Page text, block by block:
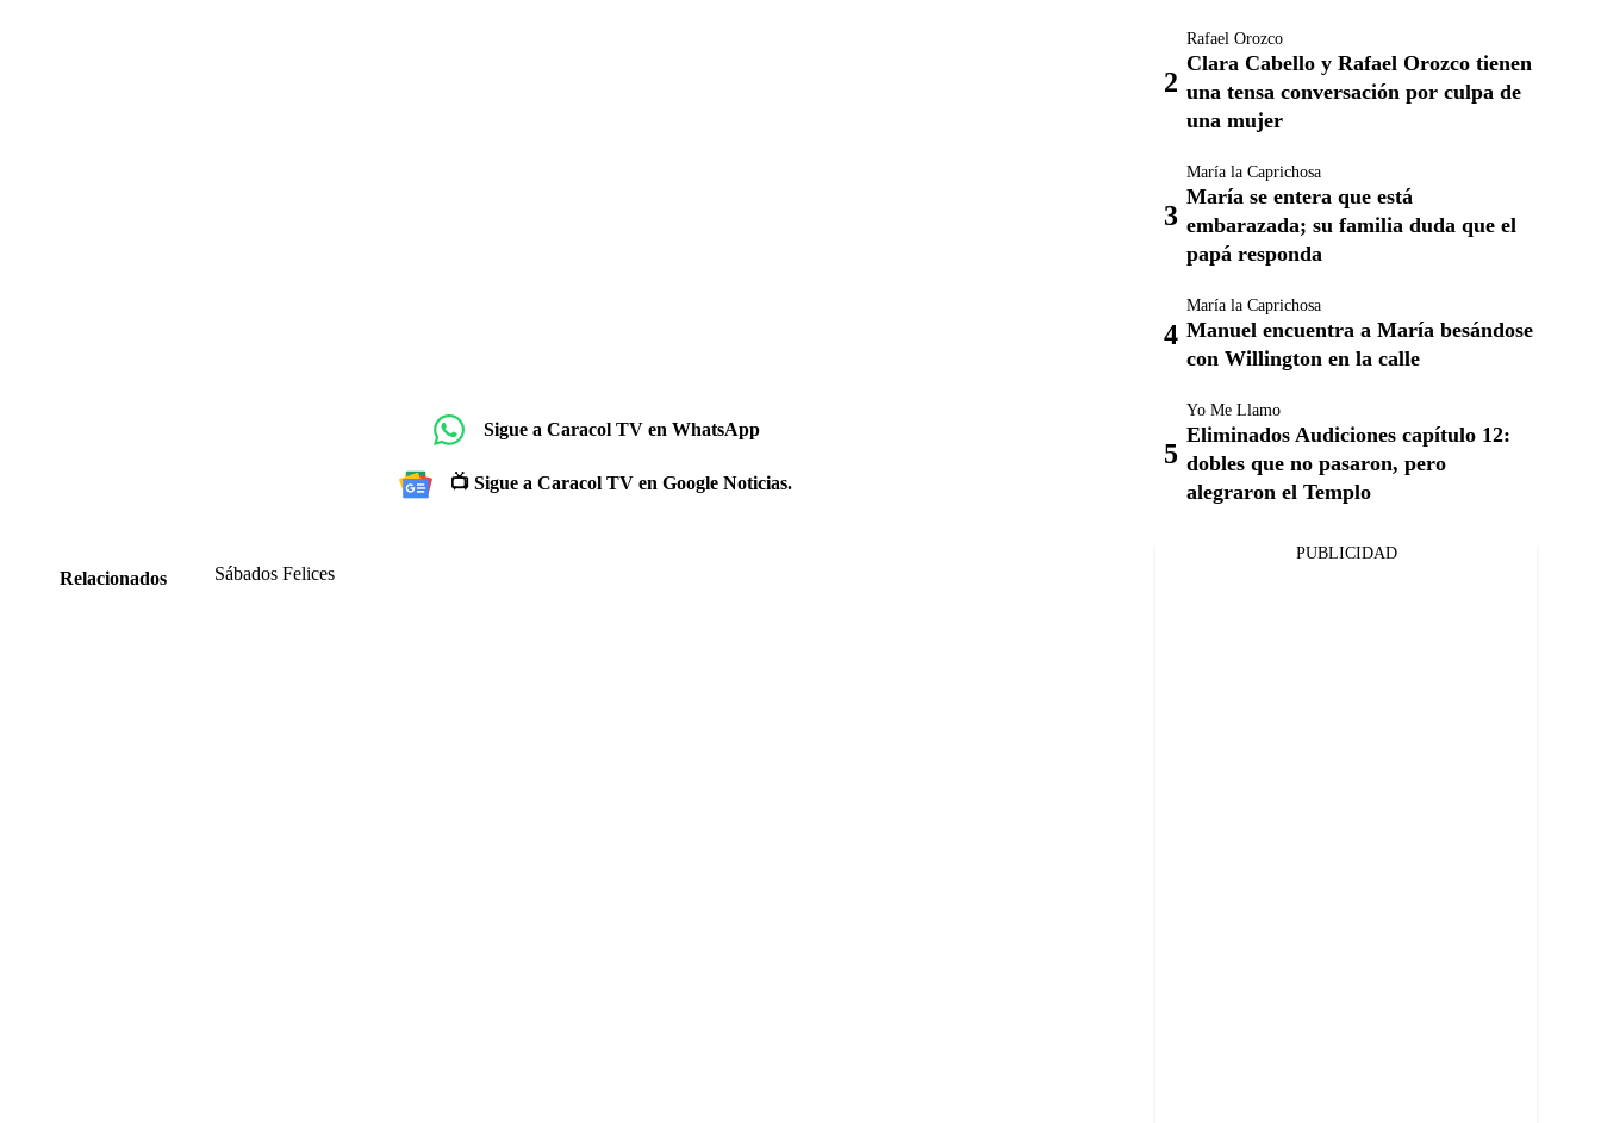
Sigue a Caracol TV en WhatsApp
📺 Sigue a Caracol TV en Google Noticias.
Relacionados Sábados Felices
Rafael Orozco
Clara Cabello y Rafael Orozco tienen
una tensa conversación por culpa de
una mujer
María la Caprichosa
María se entera que está
embarazada; su familia duda que el
papá responda
María la Caprichosa
Manuel encuentra a María besándose
con Willington en la calle
Yo Me Llamo
Eliminados Audiciones capítulo 12:
dobles que no pasaron, pero
alegraron el Templo
PUBLICIDAD